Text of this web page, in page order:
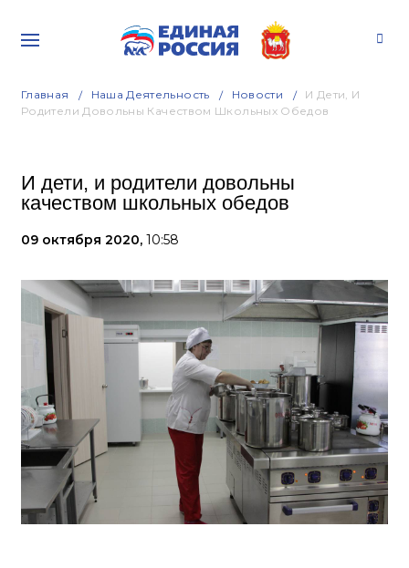
Главная Наша Деятельность Новости
И Дети, И
Родители Довольны Качеством Школьных Обедов
И дети, и родители довольны
качеством школьных обедов
09 октября 2020, 10:58